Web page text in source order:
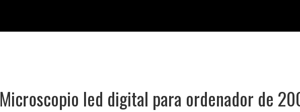
Microscopio led digital para ordenador de